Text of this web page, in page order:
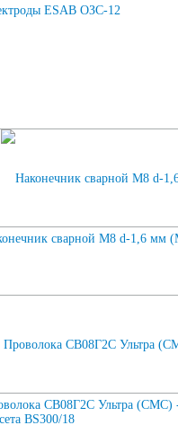
ESAB ОЗС-12
сварной М8 d-1,6 мм
СВ08Г2С Ультра (СМС)
BS300/18